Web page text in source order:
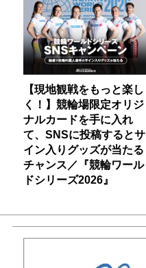
【現地観戦をもっと楽し
く！】競輪場限定オリジ
ナルカードを手に入れ
て、SNSに投稿するとサ
イン入りグッズが当たる
チャンス／『競輪ワール
ドシリーズ2026』